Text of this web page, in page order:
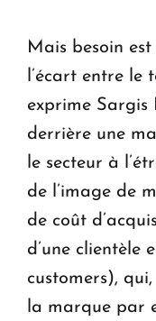
Mais besoin
l’écart entre le
exprime Sargis
derrière une
le secteur à
de l’image de
de coût
d’une clientèle
customers),
la marque par